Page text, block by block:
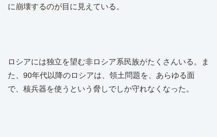
に崩壊するのが目に見えている。
ロシアには独立を望む非ロシア系民族がたくさんいる。ま
た、90年代以降のロシアは、領土問題を、あらゆる面
で、核兵器を使うという脅しでしか守れなくなった。